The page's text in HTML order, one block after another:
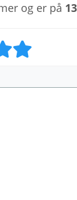
og er på 13